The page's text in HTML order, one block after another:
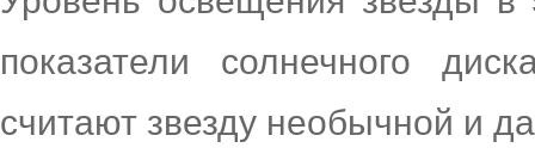
показатели солнечного
считают звезду необычной и